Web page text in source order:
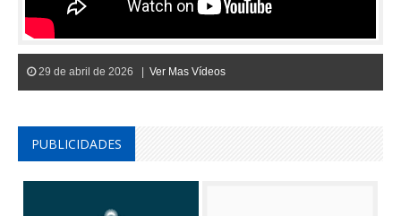
29 de abril de 2026 | Ver Mas Vídeos
PUBLICIDADES